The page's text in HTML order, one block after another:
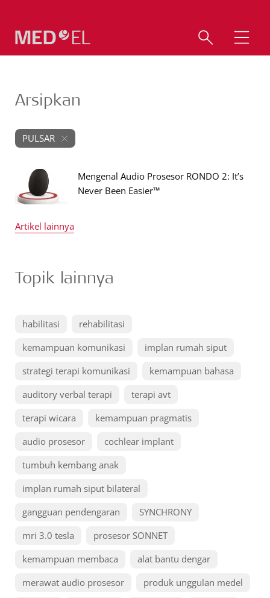
Arsipkan
PULSAR
Mengenal Audio Prosesor RONDO 2: It’s
Never Been Easier™
Artikel lainnya
Topik lainnya
habilitasi
rehabilitasi
kemampuan komunikasi
implan rumah siput
strategi terapi komunikasi
kemampuan bahasa
auditory verbal terapi
terapi avt
terapi wicara
kemampuan pragmatis
audio prosesor
cochlear implant
tumbuh kembang anak
implan rumah siput bilateral
gangguan pendengaran
SYNCHRONY
mri 3.0 tesla
prosesor SONNET
kemampuan membaca
alat bantu dengar
merawat audio prosesor
produk unggulan medel